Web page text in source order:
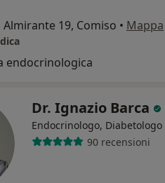
19, Comiso • Mappa
endocrinologica
Dr. Ignazio Barca
Endocrinologo, Diabetologo
90 recensioni